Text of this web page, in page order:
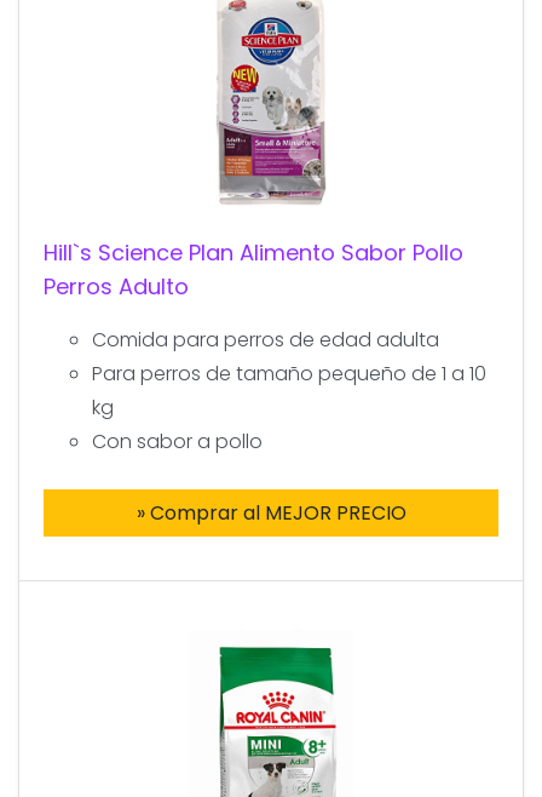
Hill`s Science Plan Alimento Sabor Pollo
Perros Adulto
Comida para perros de edad adulta
Para perros de tamaño pequeño de 1 a 10
kg
Con sabor a pollo
» Comprar al MEJOR PRECIO